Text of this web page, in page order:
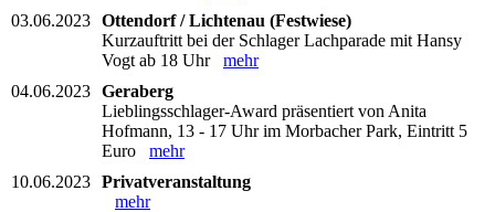
03.06.2023 Ottendorf / Lichtenau (Festwiese)
Kurzauftritt bei der Schlager Lachparade mit Hansy
Vogt ab 18 Uhr mehr
04.06.2023 Geraberg
Lieblingsschlager-Award präsentiert von Anita
Hofmann, 13 - 17 Uhr im Morbacher Park, Eintritt 5
Euro mehr
10.06.2023 Privatveranstaltung
mehr